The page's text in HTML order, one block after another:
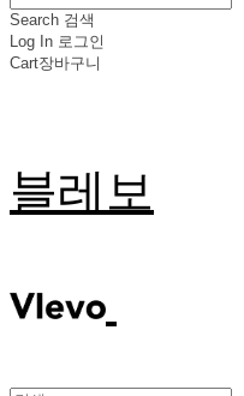
Search 검색
Log In 로그인
Cart장바구니
블레보